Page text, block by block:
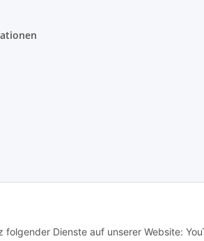
Dienste auf unserer Website: